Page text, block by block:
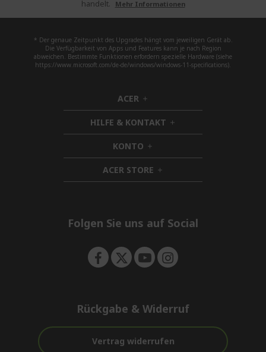
handelt.
Mehr Informationen
* Der genaue Zeitpunkt des Upgrades hängt vom jeweiligen Gerät ab.
Die Verfügbarkeit von Apps und Features kann je nach Region
abweichen. Bestimmte Funktionen erfordern spezielle Hardware (siehe
https://www.microsoft.com/de-de/windows/windows-11-specifications).
ACER h
i
d
d
e
n
HILFE & KONTAKT h
i
d
n
KONTO h
i
d
d
ACER STORE h
i
e
Folgen Sie uns auf Social
Rückgabe & Widerruf
Vertrag widerrufen